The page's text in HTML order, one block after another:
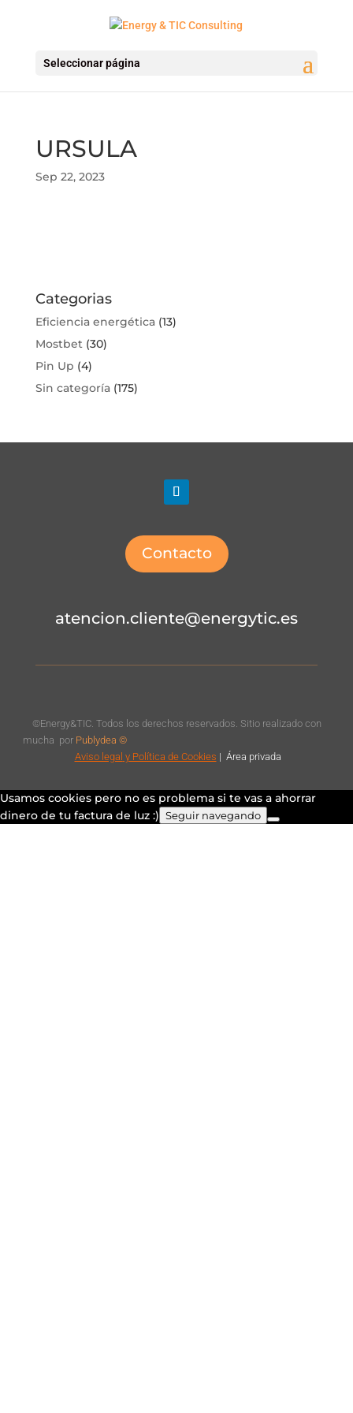
Seleccionar página
URSULA
Sep 22, 2023
Categorias
Eficiencia energética(13)
Mostbet(30)
Pin Up (4)
Sin categoría(175)
Contacto
atencion.cliente@energytic.es
©Energy&TIC. Todos los derechos reservados. Sitio realizado con
mucha por Publydea ©
Aviso legal y Política de Cookies | Área privada
Usamos cookies pero no es problema si te vas a ahorrar
dinero de tu factura de luz :) Seguir navegando